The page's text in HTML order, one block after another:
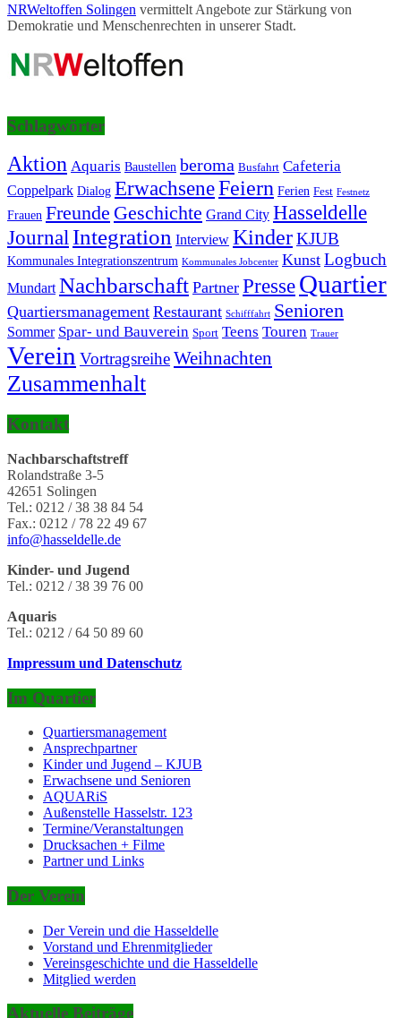
NRWeltoffen Solingen vermittelt Angebote zur Stärkung von
Demokratie und Menschenrechten in unserer Stadt.
Schlagwörter
Aktion Aquaris Baustellen beroma Busfahrt Cafeteria
Coppelpark Dialog ErwachseneFeiern Ferien Fest Festnetz
Frauen Freunde Geschichte Grand City Hasseldelle
JournalIntegration Interview KinderKJUB
Kommunales Integrationszentrum Kommunales Jobcenter Kunst Logbuch
Mundart Nachbarschaft Partner Presse Quartier
Quartiersmanagement Restaurant Schifffahrt Senioren
Sommer Spar- und Bauverein Sport Teens Touren Trauer
Verein VortragsreiheWeihnachten
Zusammenhalt
Kontakt
Nachbarschaftstreff
Rolandstraße 3-5
42651 Solingen
Tel.: 0212 / 38 38 84 54
Fax.: 0212 / 78 22 49 67‬
info@hasseldelle.de
Kinder- und Jugend
Tel.: 0212 / 38 39 76 00
Aquaris
Tel.: 0212 / 64 50 89 60
Impressum und Datenschutz
Im Quartier
Quartiersmanagement
Ansprechpartner
Kinder und Jugend – KJUB
Erwachsene und Senioren
AQUARiS
Außenstelle Hasselstr. 123
Termine/Veranstaltungen
Drucksachen + Filme
Partner und Links
Der Verein
Der Verein und die Hasseldelle
Vorstand und Ehrenmitglieder
Vereinsgeschichte und die Hasseldelle
Mitglied werden
Aktuelle Beiträge